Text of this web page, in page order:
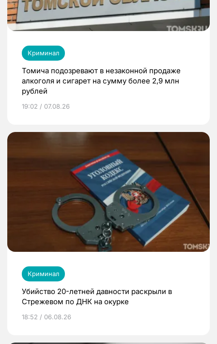
Криминал
Томича подозревают в незаконной продаже
алкоголя и сигарет на сумму более 2,9 млн
рублей
19:02 / 07.08.26
Криминал
Убийство 20-летней давности раскрыли в
Стрежевом по ДНК на окурке
18:52 / 06.08.26